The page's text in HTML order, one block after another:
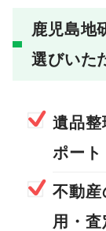
鹿児島地
選びいた
遺品整
ポート
不動産
用・